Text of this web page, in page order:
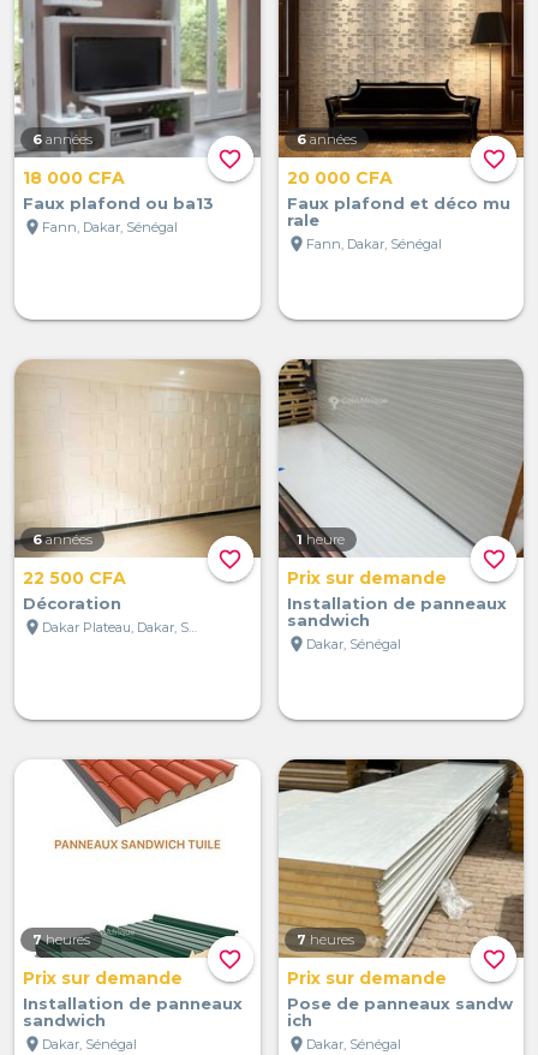
favorite_border
6 années
18 000 CFA
Faux plafond ou ba13
location_on Fann, Dakar, Sénégal
favorite_border
6 années
20 000 CFA
Faux plafond et déco mu
rale
location_on Fann, Dakar, Sénégal
favorite_border
6 années
22 500 CFA
Décoration
location_on
Dakar Plateau, Dakar, Sénégal
favorite_border
1 heure
Prix sur demande
Installation de panneaux
sandwich
location_on Dakar, Sénégal
favorite_border
7 heures
Prix sur demande
Installation de panneaux
sandwich
location_on Dakar, Sénégal
favorite_border
7 heures
Prix sur demande
Pose de panneaux sandw
ich
location_on Dakar, Sénégal